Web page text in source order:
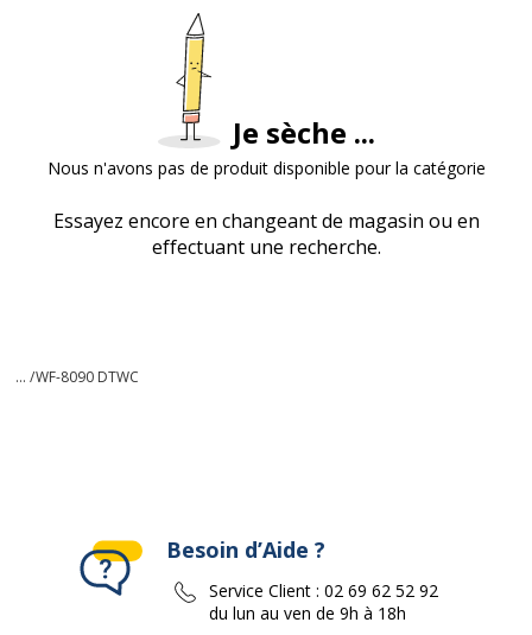
Je sèche ...
Nous n'avons pas de produit disponible pour la catégorie
Essayez encore en changeant de magasin ou en
effectuant une recherche.
... /WF-8090 DTWC
Besoin d’Aide ?
Service Client : 02 69 62 52 92
du lun au ven de 9h à 18h